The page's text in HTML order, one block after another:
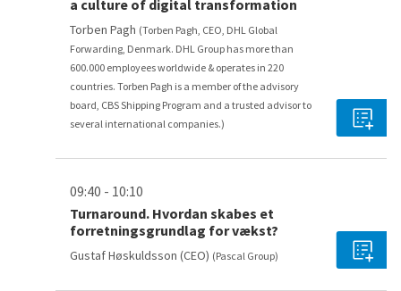
a culture of digital transformation
Torben Pagh (Torben Pagh, CEO, DHL Global
Forwarding, Denmark. DHL Group has more than
600.000 employees worldwide & operates in 220
countries. Torben Pagh is a member of the advisory
board, CBS Shipping Program and a trusted advisor to
several international companies.)
09:40 - 10:10
Turnaround. Hvordan skabes et
forretningsgrundlag for vækst?
Gustaf Høskuldsson (CEO) (Pascal Group)